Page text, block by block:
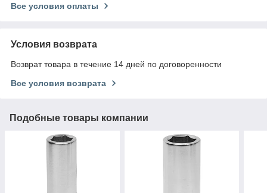
Все условия оплаты
Условия возврата
Возврат товара в течение 14 дней по договоренности
Все условия возврата
Подобные товары компании